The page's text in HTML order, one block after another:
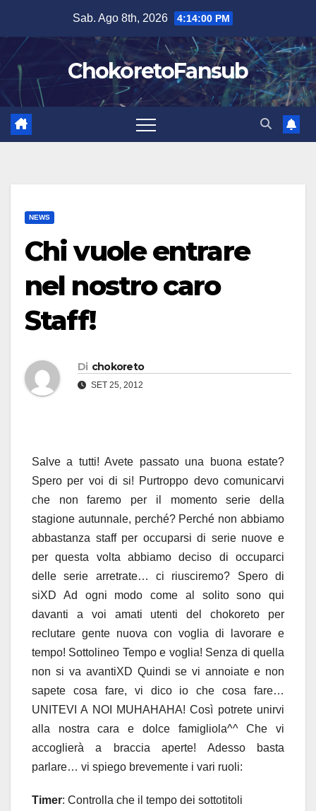
contenuto
Sab. Ago 8th, 2026 4:14:01 PM
ChokoretoFansub
NEWS
Chi vuole entrare
nel nostro caro
Staff!
Di chokoreto
SET 25, 2012
Salve a tutti! Avete passato una buona estate?
Spero per voi di si! Purtroppo devo comunicarvi
che non faremo per il momento serie della
stagione autunnale, perché? Perché non abbiamo
abbastanza staff per occuparsi di serie nuove e
per questa volta abbiamo deciso di occuparci
delle serie arretrate… ci riusciremo? Spero di
siXD Ad ogni modo come al solito sono qui
davanti a voi amati utenti del chokoreto per
reclutare gente nuova con voglia di lavorare e
tempo! Sottolineo Tempo e voglia! Senza di quella
non si va avantiXD Quindi se vi annoiate e non
sapete cosa fare, vi dico io che cosa fare…
UNITEVI A NOI MUHAHAHA! Così potrete unirvi
alla nostra cara e dolce famigliola^^ Che vi
accoglierà a braccia aperte! Adesso basta
parlare… vi spiego brevemente i vari ruoli:
Timer: Controlla che il tempo dei sottotitoli